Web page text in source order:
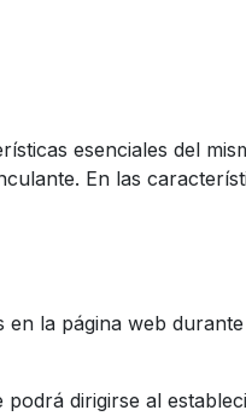
esenciales del
En las
la página web
dirigirse al